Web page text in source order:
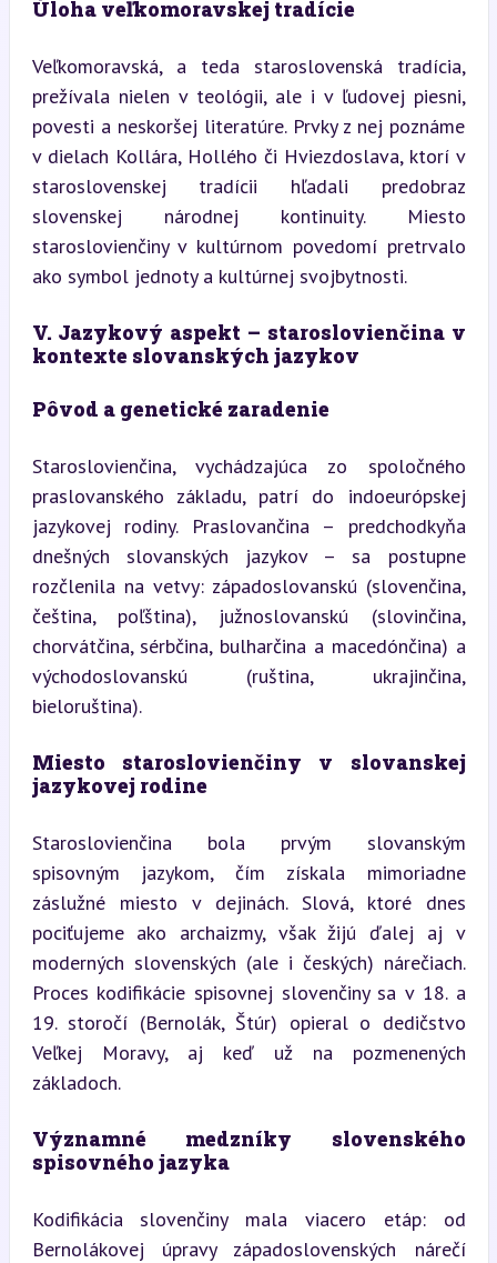
Úloha veľkomoravskej tradície
Veľkomoravská, a teda staroslovenská tradícia,
prežívala nielen v teológii, ale i v ľudovej piesni,
povesti a neskoršej literatúre. Prvky z nej poznáme
v dielach Kollára, Hollého či Hviezdoslava, ktorí v
staroslovenskej tradícii hľadali predobraz
slovenskej národnej kontinuity. Miesto
staroslovienčiny v kultúrnom povedomí pretrvalo
ako symbol jednoty a kultúrnej svojbytnosti.
V. Jazykový aspekt – staroslovienčina v
kontexte slovanských jazykov
Pôvod a genetické zaradenie
Staroslovienčina, vychádzajúca zo spoločného
praslovanského základu, patrí do indoeurópskej
jazykovej rodiny. Praslovančina – predchodkyňa
dnešných slovanských jazykov – sa postupne
rozčlenila na vetvy: západoslovanskú (slovenčina,
čeština, poľština), južnoslovanskú (slovinčina,
chorvátčina, sérbčina, bulharčina a macedónčina) a
východoslovanskú (ruština, ukrajinčina,
bieloruština).
Miesto staroslovienčiny v slovanskej
jazykovej rodine
Staroslovienčina bola prvým slovanským
spisovným jazykom, čím získala mimoriadne
záslužné miesto v dejinách. Slová, ktoré dnes
pociťujeme ako archaizmy, však žijú ďalej aj v
moderných slovenských (ale i českých) nárečiach.
Proces kodifikácie spisovnej slovenčiny sa v 18. a
19. storočí (Bernolák, Štúr) opieral o dedičstvo
Veľkej Moravy, aj keď už na pozmenených
základoch.
Významné medzníky slovenského
spisovného jazyka
Kodifikácia slovenčiny mala viacero etáp: od
Bernolákovej úpravy západoslovenských nárečí